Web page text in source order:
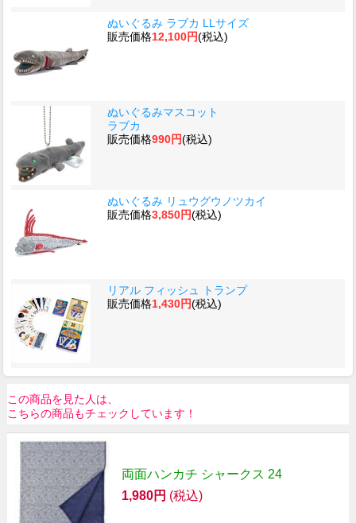
ぬいぐるみ ラブカ LLサイズ
販売価格12,100円(税込)
ぬいぐるみマスコット
ラブカ
販売価格990円(税込)
ぬいぐるみ リュウグウノツカイ
販売価格3,850円(税込)
リアル フィッシュ トランプ
販売価格1,430円(税込)
この商品を見た人は、
こちらの商品もチェックしています！
両面ハンカチ シャークス 24
1,980円 (税込)